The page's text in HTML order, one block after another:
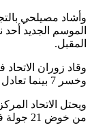
وأشاد مصيلحي
الموسم الجديد أحد
المقبل.
وخسر 7 بينما تعادل ثلاث مرات.
من خوض 21 جولة في الدوري.